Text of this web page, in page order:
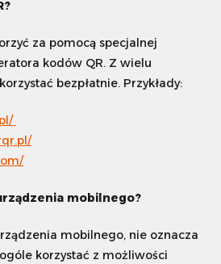
za pomocą specjalnej
kodów QR. Z wielu
bezpłatnie. Przykłady:
mobilnego?
mobilnego, nie oznacza
korzystać z możliwości